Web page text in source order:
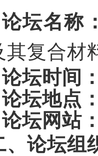
论坛名称：
其复合材
论坛时间：
论坛地点：
论坛网站：
、论坛组